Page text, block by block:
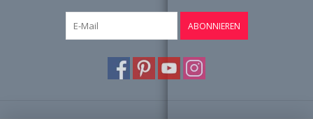
ABONNIEREN